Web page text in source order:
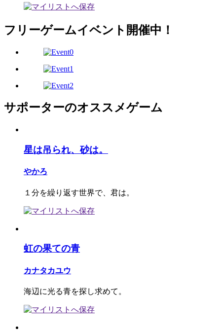
フリーゲームイベント開催中！
サポーターのオススメゲーム
星は吊られ、砂は。
やかろ
１分を繰り返す世界で、君は。
虹の果ての青
カナタカユウ
海辺に光る青を探し求めて。